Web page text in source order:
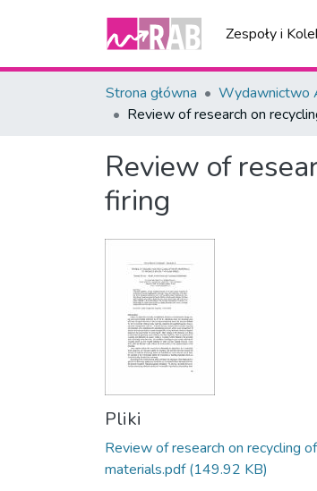
Zespoły i
Strona główna Wydawnictwo
Review of research on
Review of
firing
Pliki
Review of research on recycling
materials.pdf (149.92 KB)